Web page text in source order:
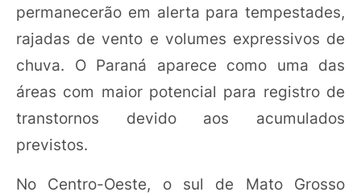
permanecerão em alerta para tempestades,
rajadas de vento e volumes expressivos de
chuva. O Paraná aparece como uma das
áreas com maior potencial para registro de
transtornos devido aos acumulados
previstos.
No Centro-Oeste, o sul de Mato Grosso